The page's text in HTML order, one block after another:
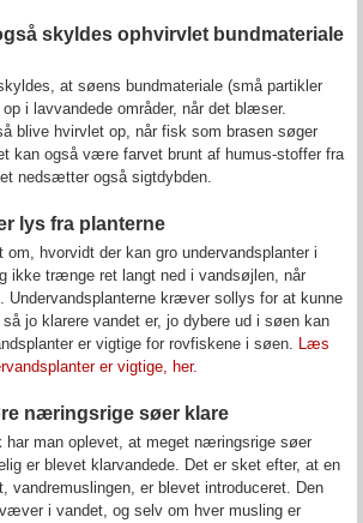
skyldes ophvirvlet bundmateriale
at søens bundmateriale (små partikler
op i lavvandede områder, når det blæser.
blive hvirvlet op, når fisk som brasen søger
kan også være farvet brunt af humus-stoffer fra
nedsætter også sigtdybden.
lys fra planterne
om, hvorvidt der kan gro undervandsplanter i
ikke trænge ret langt ned i vandsøjlen, når
Undervandsplanterne kræver sollys for at kunne
jo klarere vandet er, jo dybere ud i søen kan
er vigtige for rovfiskene i søen. Læs
er vigtige, her.
næringsrige søer klare
har man oplevet, at meget næringsrige søer
er blevet klarvandede. Det er sket efter, at en
vandremuslingen, er blevet introduceret. Den
i vandet, og selv om hver musling er